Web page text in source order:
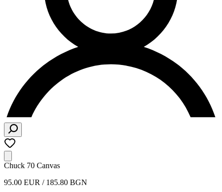
Chuck 70 Canvas
95.00 EUR / 185.80 BGN